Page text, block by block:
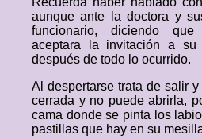
aunque ante la doctora y
funcionario, diciendo
aceptara la invitación a su
después de todo lo ocurrido.
Al despertarse trata de salir
cerrada y no puede abrirla,
cama donde se pinta los
pastillas que hay en su